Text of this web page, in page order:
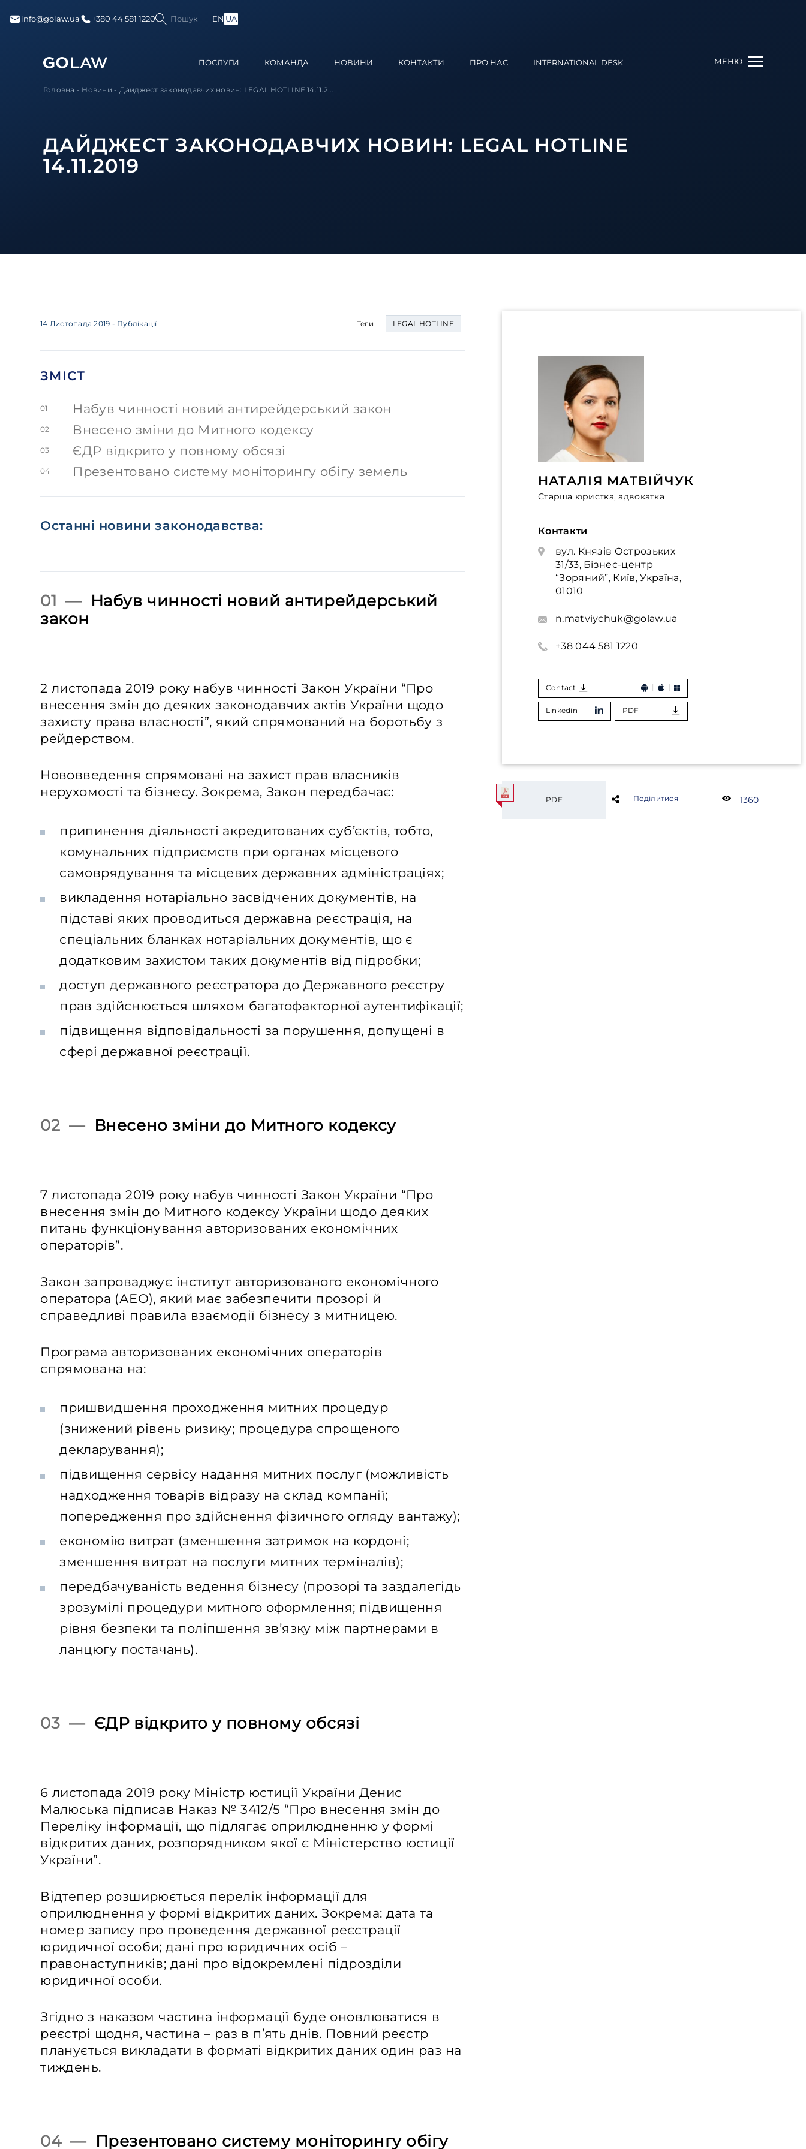
info@golaw.ua +380 44 581 1220 Пошук EN UA
ПОСЛУГИ КОМАНДА НОВИНИ КОНТАКТИ ПРО НАС INTERNATIONAL DESK МЕНЮ
Головна - Новини - Дайджест законодавчих новин: LEGAL HOTLINE 14.11.2...
ДАЙДЖЕСТ ЗАКОНОДАВЧИХ НОВИН: LEGAL HOTLINE
14.11.2019
14 Листопада 2019 - Публікації Теги LEGAL HOTLINE
ЗМІСТ
01 Набув чинності новий антирейдерський закон
02 Внесено зміни до Митного кодексу
03 ЄДР відкрито у повному обсязі
04 Презентовано систему моніторингу обігу земель
Останні новини законодавства:
01 — Набув чинності новий антирейдерський
закон
2 листопада 2019 року набув чинності Закон України “Про
внесення змін до деяких законодавчих актів України щодо
захисту права власності”, який спрямований на боротьбу з
рейдерством.
Нововведення спрямовані на захист прав власників
нерухомості та бізнесу. Зокрема, Закон передбачає:
припинення діяльності акредитованих суб’єктів, тобто,
комунальних підприємств при органах місцевого
самоврядування та місцевих державних адміністраціях;
викладення нотаріально засвідчених документів, на
підставі яких проводиться державна реєстрація, на
спеціальних бланках нотаріальних документів, що є
додатковим захистом таких документів від підробки;
доступ державного реєстратора до Державного реєстру
прав здійснюється шляхом багатофакторної аутентифікації;
підвищення відповідальності за порушення, допущені в
сфері державної реєстрації.
02 — Внесено зміни до Митного кодексу
7 листопада 2019 року набув чинності Закон України “Про
внесення змін до Митного кодексу України щодо деяких
питань функціонування авторизованих економічних
операторів”.
Закон запроваджує інститут авторизованого економічного
оператора (АЕО), який має забезпечити прозорі й
справедливі правила взаємодії бізнесу з митницею.
Програма авторизованих економічних операторів
спрямована на:
пришвидшення проходження митних процедур
(знижений рівень ризику; процедура спрощеного
декларування);
підвищення сервісу надання митних послуг (можливість
надходження товарів відразу на склад компанії;
попередження про здійснення фізичного огляду вантажу);
економію витрат (зменшення затримок на кордоні;
зменшення витрат на послуги митних терміналів);
передбачуваність ведення бізнесу (прозорі та заздалегідь
зрозумілі процедури митного оформлення; підвищення
рівня безпеки та поліпшення зв’язку між партнерами в
ланцюгу постачань).
03 — ЄДР відкрито у повному обсязі
6 листопада 2019 року Міністр юстиції України Денис
Малюська підписав Наказ № 3412/5 “Про внесення змін до
Переліку інформації, що підлягає оприлюдненню у формі
відкритих даних, розпорядником якої є Міністерство юстиції
України”.
Відтепер розширюється перелік інформації для
оприлюднення у формі відкритих даних. Зокрема: дата та
номер запису про проведення державної реєстрації
юридичної особи; дані про юридичних осіб –
правонаступників; дані про відокремлені підрозділи
юридичної особи.
Згідно з наказом частина інформації буде оновлюватися в
реєстрі щодня, частина – раз в п’ять днів. Повний реєстр
планується викладати в форматі відкритих даних один раз на
тиждень.
04 — Презентовано систему моніторингу обігу
НАТАЛІЯ МАТВІЙЧУК
Старша юристка, адвокатка
Контакти
вул. Князів Острозьких
31/33, Бізнес-центр
“Зоряний”, Київ, Україна,
01010
n.matviychuk@golaw.ua
+38 044 581 1220
Contact
Linkedin PDF
PDF Поділитися 1360